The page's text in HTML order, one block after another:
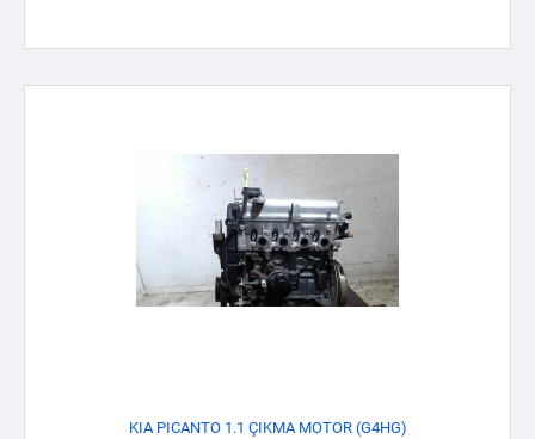
KIA PICANTO 1.1 ÇIKMA MOTOR (G4HG)